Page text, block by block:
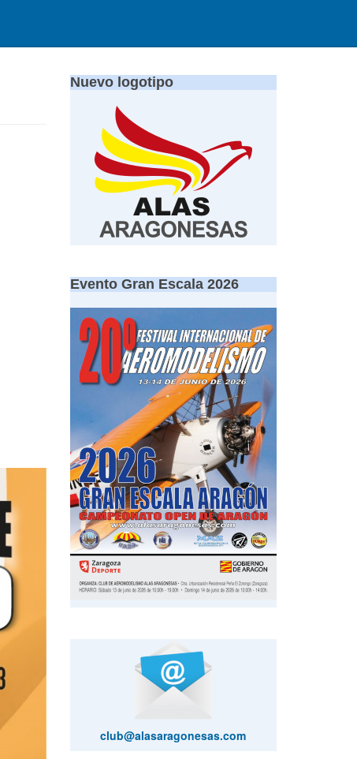
Nuevo logotipo
Evento Gran Escala 2026
club@alasaragonesas.com